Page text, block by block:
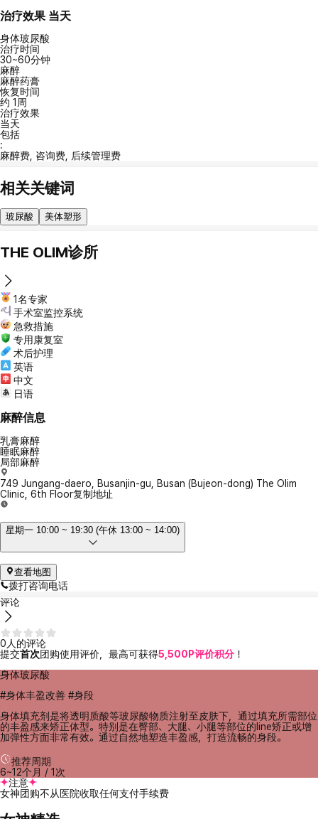
治疗效果 当天
身体玻尿酸
治疗时间
30~60分钟
麻醉
麻醉药膏
恢复时间
约 1周
治疗效果
当天
包括
:
麻醉费, 咨询费, 后续管理费
相关关键词
玻尿酸 美体塑形
THE OLIM诊所
1名专家
手术室监控系统
急救措施
专用康复室
术后护理
英语
中文
日语
麻醉信息
乳膏麻醉
睡眠麻醉
局部麻醉
749 Jungang-daero, Busanjin-gu, Busan (Bujeon-dong) The Olim
Clinic, 6th Floor复制地址
星期一 10:00 ~ 19:30 (午休 13:00 ~ 14:00)
查看地图
拨打咨询电话
评论
0人的评论
提交首次团购使用评价，最高可获得5,500P评价积分 ！
身体玻尿酸
#身体丰盈改善 #身段
身体填充剂是将透明质酸等玻尿酸物质注射至皮肤下，通过填充所需部位
的丰盈感来矫正体型。特别是在臀部、大腿、小腿等部位的line矫正或增
加弹性方面非常有效。通过自然地塑造丰盈感，打造流畅的身段。
推荐周期
6~12个月 / 1次
注意
女神团购不从医院收取任何支付手续费